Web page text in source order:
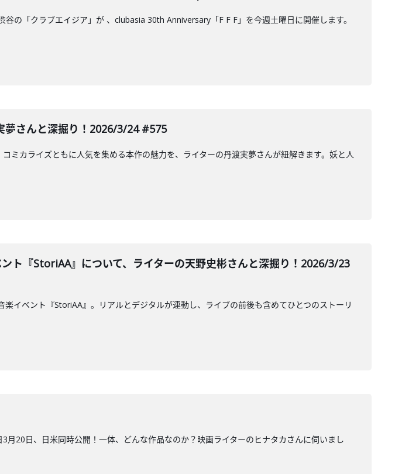
の「クラブエイジア」が 、clubasia 30th Anniversary「F F F」を今週土曜日に開催します。
夢さんと深掘り！2026/3/24 #575
ミカライズともに人気を集める本作の魅力を、ライターの丹渡実夢さんが紐解きます。妖と人
ト『StoriAA』について、ライターの天野史彬さんと深掘り！2026/3/23
イベント『StoriAA』。リアルとデジタルが連動し、ライブの前後も含めてひとつのストーリ
20日、日米同時公開！一体、どんな作品なのか？映画ライターのヒナタカさんに伺いまし